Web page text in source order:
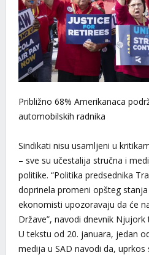
Približno 68% Amerikanaca
automobilskih radnika
Sindikati nisu usamljeni u
– sve su učestalija stručna i
politike. “Politika predsednika
doprinela promeni opšteg
ekonomisti upozoravaju da će
Države”, navodi dnevnik Njujork
U tekstu od 20. januara, jedan
medija u SAD navodi da,